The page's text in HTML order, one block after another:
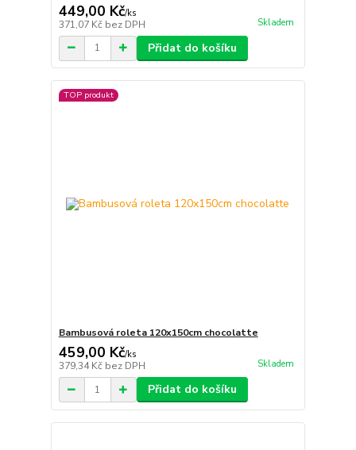
449,00 Kč/ks
371,07 Kč bez DPH Skladem
Přidat do košíku
TOP produkt
Bambusová roleta 120x150cm chocolatte
459,00 Kč/ks
379,34 Kč bez DPH Skladem
Přidat do košíku